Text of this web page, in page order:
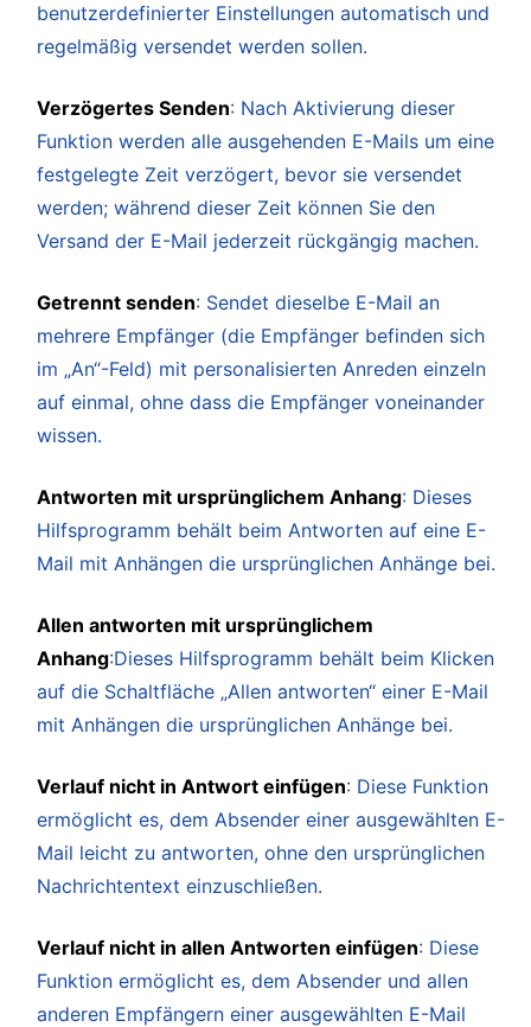
benutzerdefinierter Einstellungen automatisch und
regelmäßig versendet werden sollen.
Verzögertes Senden: Nach Aktivierung dieser
Funktion werden alle ausgehenden E-Mails um eine
festgelegte Zeit verzögert, bevor sie versendet
werden; während dieser Zeit können Sie den
Versand der E-Mail jederzeit rückgängig machen.
Getrennt senden: Sendet dieselbe E-Mail an
mehrere Empfänger (die Empfänger befinden sich
im „An“-Feld) mit personalisierten Anreden einzeln
auf einmal, ohne dass die Empfänger voneinander
wissen.
Antworten mit ursprünglichem Anhang: Dieses
Hilfsprogramm behält beim Antworten auf eine E-
Mail mit Anhängen die ursprünglichen Anhänge bei.
Allen antworten mit ursprünglichem
Anhang:Dieses Hilfsprogramm behält beim Klicken
auf die Schaltfläche „Allen antworten“ einer E-Mail
mit Anhängen die ursprünglichen Anhänge bei.
Verlauf nicht in Antwort einfügen: Diese Funktion
ermöglicht es, dem Absender einer ausgewählten E-
Mail leicht zu antworten, ohne den ursprünglichen
Nachrichtentext einzuschließen.
Verlauf nicht in allen Antworten einfügen: Diese
Funktion ermöglicht es, dem Absender und allen
anderen Empfängern einer ausgewählten E-Mail